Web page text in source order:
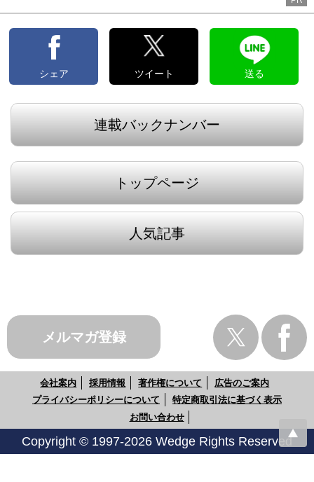
シェア ツイート 送る
連載バックナンバー
トップページ
人気記事
メルマガ登録
会社案内 採用情報 著作権について
広告のご案内
プライバシーポリシーについて
特定商取引法に基づく表示
お問い合わせ
Copyright © 1997-2026 Wedge Rights Reserved